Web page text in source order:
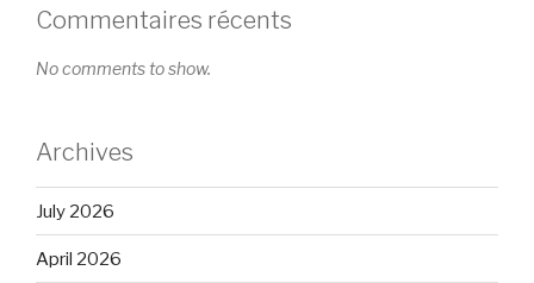
Commentaires récents
No comments to show.
Archives
July 2026
April 2026